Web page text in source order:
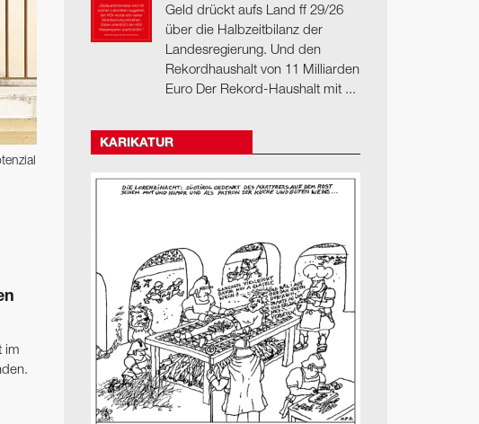
im
Geld drückt aufs Land ff 29/26
über die Halbzeitbilanz der
Landesregierung. Und den
Rekordhaushalt von 11 Milliarden
Euro Der Rekord-Haushalt mit ...
KARIKATUR